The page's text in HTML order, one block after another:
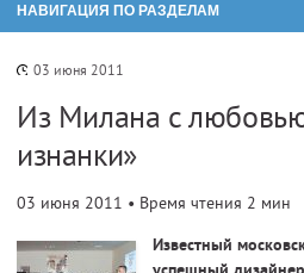
03 июня 2011
Из Милана с
изнанки»
03 июня 2011 • Время чтения 2 мин
Известный
НАВИГАЦИЯ ПО РАЗДЕЛАМ